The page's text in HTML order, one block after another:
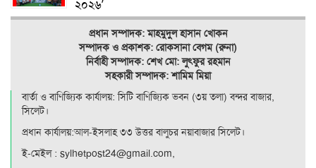
২০২৬’
প্রধান সম্পাদক: মাহমুদুল হাসান খোকন
সম্পাদক ও প্রকাশক: রোকসানা বেগম (রুনা)
নির্বাহী সম্পাদক: শেখ মো: লুৎফুর রহমান
সহকারী সম্পাদক: শামিম মিয়া
বার্তা ও বাণিজ্যিক কার্যালয়: সিটি বাণিজ‍্যিক ভবন (৩য় তলা) বন্দর বাজার,
সিলেট।
প্রধান কার্যালয়:আল-ইসলাহ ৩৩ উত্তর বালুচর নয়াবাজার সিলেট।
ই-মেইল : sylhetpost24@gmail.com,